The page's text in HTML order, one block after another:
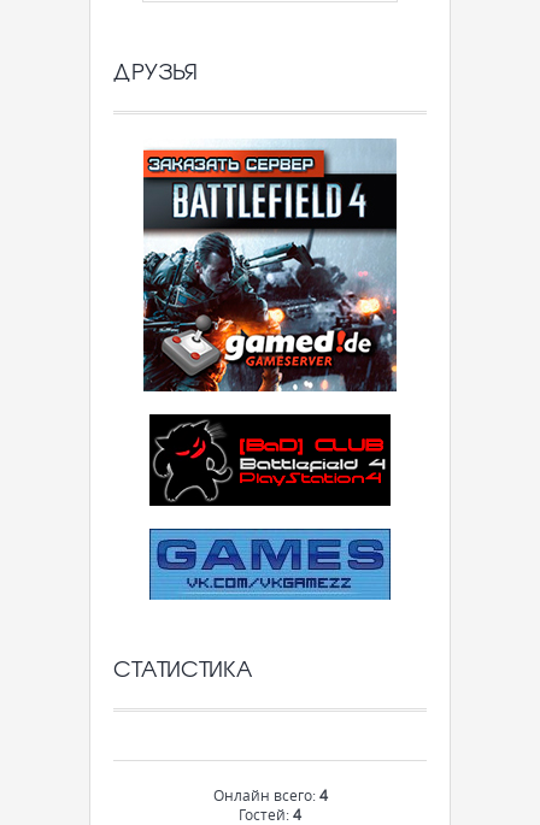
ДРУЗЬЯ
СТАТИСТИКА
Онлайн всего:4
Гостей:4